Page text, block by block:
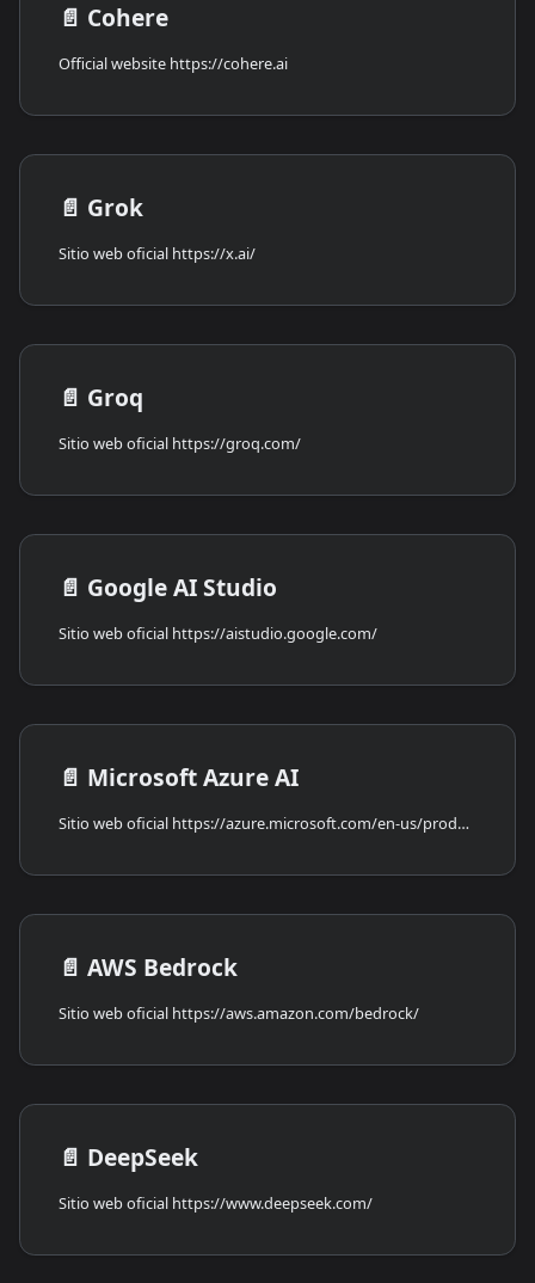
📄️ Cohere
Official website https://cohere.ai
📄️ Grok
Sitio web oficial https://x.ai/
📄️ Groq
Sitio web oficial https://groq.com/
📄️ Google AI Studio
Sitio web oficial https://aistudio.google.com/
📄️ Microsoft Azure AI
Sitio web oficial https://azure.microsoft.com/en-us/products/ai-services/openai-service
📄️ AWS Bedrock
Sitio web oficial https://aws.amazon.com/bedrock/
📄️ DeepSeek
Sitio web oficial https://www.deepseek.com/